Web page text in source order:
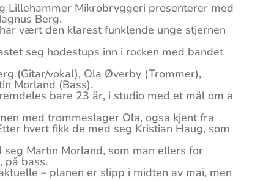
Lillehammer Mikrobryggeri presenterer med
Berg.
vært den klarest funklende unge stjernen
seg hodestups inn i rocken med bandet
(Gitar/vokal), Ola Øverby (Trommer),
Morland (Bass).
bare 23 år, i studio med et mål om å
med trommeslager Ola, også kjent fra
hvert fikk de med seg Kristian Haug, som
Martin Morland, som man ellers for
på bass.
– planen er slipp i midten av mai, men